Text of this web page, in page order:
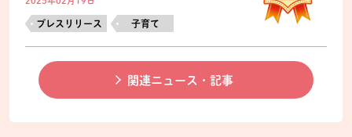
プレスリリース 子育て
関連ニュース・記事